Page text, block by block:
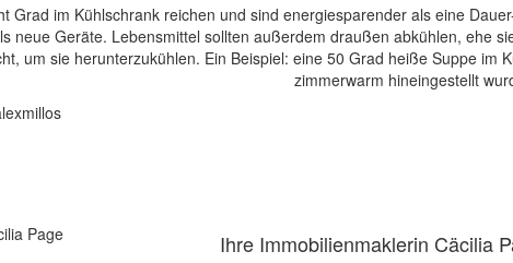
Grad im Kühlschrank reichen und sind energiesparender als eine
neue Geräte. Lebensmittel sollten außerdem draußen abkühlen, ehe
um sie herunterzukühlen. Ein Beispiel: eine 50 Grad heiße Suppe im
zimmerwarm hineingestellt
Ihre Immobilienmaklerin Cäcilia